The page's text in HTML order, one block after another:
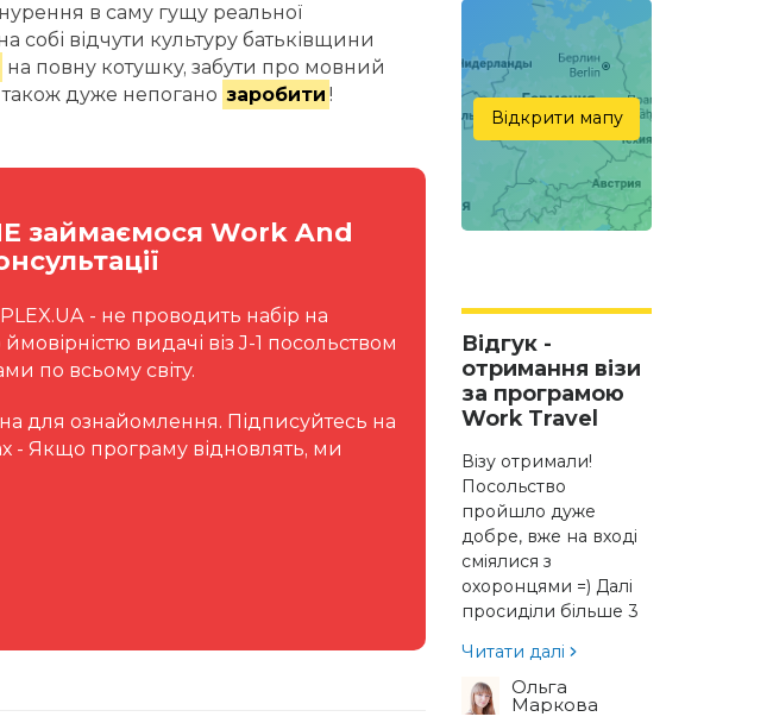
в саму гущу реальної
відчути культуру батьківщини
на повну котушку, забути про мовний
також дуже непогано заробити !
займаємося Work And
- не проводить набір на
видачі віз J-1 посольством
по всьому світу.
для ознайомлення. Підписуйтесь на
- Якщо програму відновлять, ми
Відкрити мапу
Відгук -
отримання візи
за програмою
Work Travel
Візу отримали!
Посольство
пройшло дуже
добре, вже на вході
сміялися з
охоронцями =) Далі
просиділи більше 3
спочатку була
паніка, потім
заспокоїлися і пили
Читати далі
Ольга
Маркова